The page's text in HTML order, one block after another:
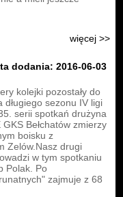
więcej >>
dodania: 2016-06-03
kolejki pozostały do
długiego sezonu IV ligi
serii spotkań drużyna
Bełchatów zmierzy
boisku z
Zelów.Nasz drugi
w tym spotkaniu
Polak. Po
zajmuje z 68